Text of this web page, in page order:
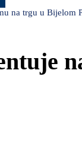
na trgu u Bijelom